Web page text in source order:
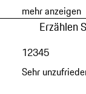
mehr anzeigen
Erzählen
Sehr
12345